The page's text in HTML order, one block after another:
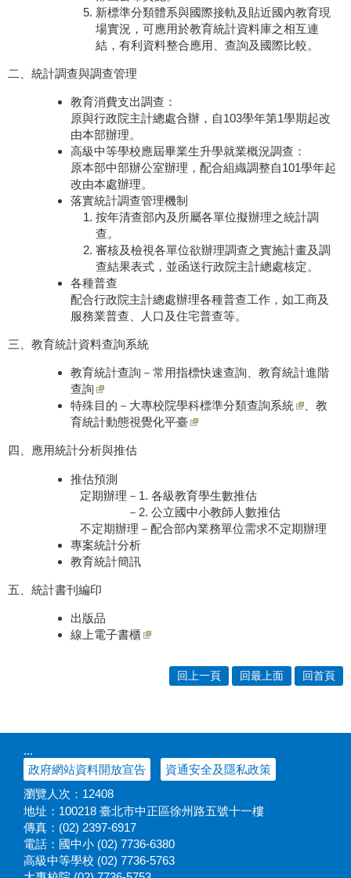
新標準分類體系與國際接軌及貼近國內教育現
場實況，可應用於教育統計資料庫之相互連
結，有利資料整合應用、查詢及國際比較。
二、統計調查與調查管理
教育消費支出調查：
原與行政院主計總處合辦，自103學年第1學期起改
由本部辦理。
高級中等學校應屆畢業生升學就業概況調查：
原本部中部辦公室辦理，配合組織調整自101學年起
改由本處辦理。
落實統計調查管理機制
按年清查部內及所屬各單位擬辦理之統計調
查。
審核及檢視各單位欲辦理調查之實施計畫及調
查結果表式，並函送行政院主計總處核定。
各種普查
配合行政院主計總處辦理各種普查工作，如工商及
服務業普查、人口及住宅普查等。
三、教育統計資料查詢系統
教育統計查詢－ 常用指標快速查詢
教育統計進階
查詢
特殊目的－ 大專校院學科標準分類查詢系統
教
育統計動態視覺化平臺
四、應用統計分析與推估
推估預測
定期辦理 －1. 各級教育學生數推估
－2. 公立國中小教師人數推估
不定期辦理－ 配合部內業務單位需求不定期辦理
專案統計分析
教育統計簡訊
五、統計書刊編印
出版品
線上電子書櫃
回上一頁 回最上面 回首頁
:::
政府網站資料開放宣告
資通安全及隱私政策
瀏覽人次： 12408
地址：100218 臺北市中正區徐州路五號十一樓
傳真：(02) 2397-6917
電話：國中小 (02) 7736-6380
高級中等學校 (02) 7736-5763